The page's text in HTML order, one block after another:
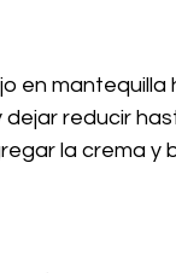
en
reducir
la crema